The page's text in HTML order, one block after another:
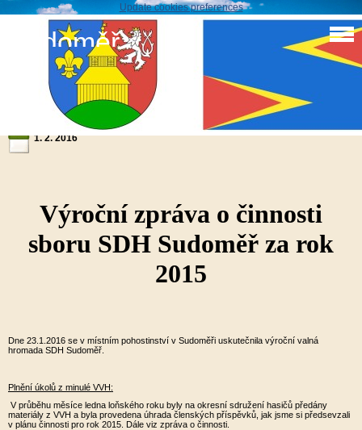
Update cookies preferences
Sudoměř
Výroční zpráva o činnosti sboru SDH Sudoměř za rok
1. 2. 2016
Výroční zpráva o činnosti
sboru SDH Sudoměř za rok
2015
Dne 23.1.2016 se v místním pohostinství v Sudoměři uskutečnila výroční valná
hromada SDH Sudoměř.
Plnění úkolů z minulé VVH:
V průběhu měsíce ledna loňského roku byly na okresní sdružení hasičů předány
materiály z VVH a byla provedena úhrada členských příspěvků, jak jsme si předsevzali
v plánu činnosti pro rok 2015. Dále viz zpráva o činnosti.